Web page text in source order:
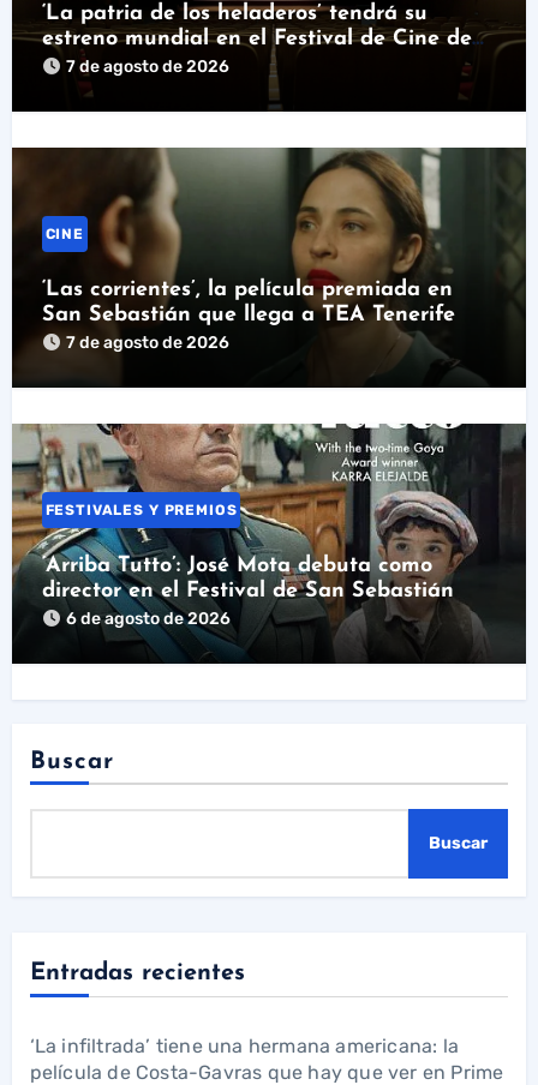
‘La patria de los heladeros’ tendrá su
estreno mundial en el Festival de Cine de
Santander
7 de agosto de 2026
CINE
‘Las corrientes’, la película premiada en
San Sebastián que llega a TEA Tenerife
7 de agosto de 2026
FESTIVALES Y PREMIOS
‘Arriba Tutto’: José Mota debuta como
director en el Festival de San Sebastián
6 de agosto de 2026
Buscar
Buscar
Entradas recientes
‘La infiltrada’ tiene una hermana americana: la
película de Costa-Gavras que hay que ver en Prime